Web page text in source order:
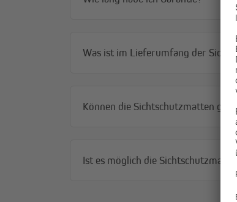
Was ist im Lieferumfang der
Können die Sichtschutzmatten
Ist es möglich die